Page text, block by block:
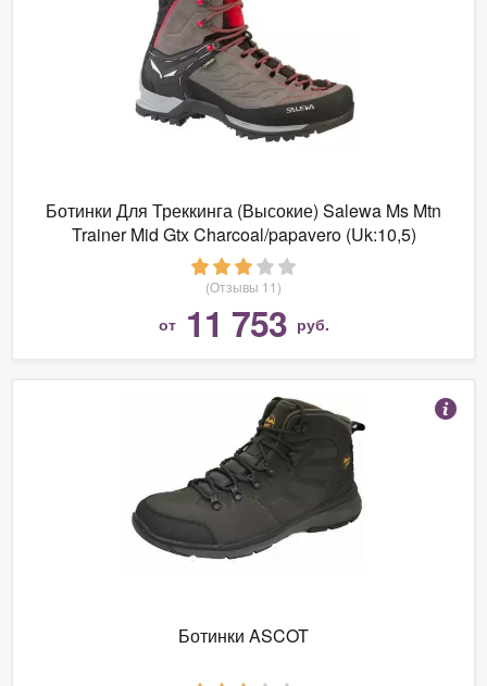
Ботинки Для Треккинга (Высокие) Salewa Ms Mtn
Trainer Mid Gtx Charcoal/papavero (Uk:10,5)
(Отзывы 11)
от 11 753 руб.
Ботинки ASCOT